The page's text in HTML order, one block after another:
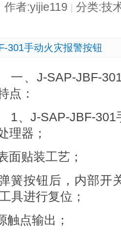
作者:yijie119 | 分类:技
301手动火灾报警按钮
一、J-SAP-JBF-
点：
1、J-SAP-JBF-
理器；
面贴装工艺；
簧按钮后，内部开
具进行复位；
触点输出；